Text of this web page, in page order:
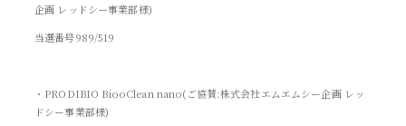
企画 レッドシー事業部様)
当選番号989/519
・PRODIBIO BiooClean nano(ご協賛:株式会社エムエムシー企画 レッ
ドシー事業部様)